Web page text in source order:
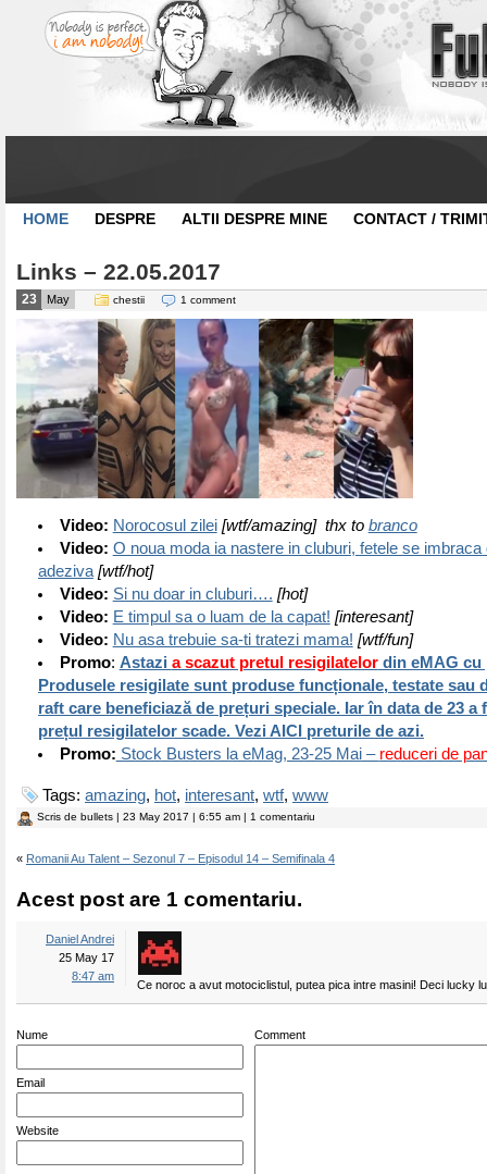
HOME DESPRE ALTII DESPRE MINE CONTACT /
Links – 22.05.2017
23 May chestii 1 comment
Video: Norocosul zilei [wtf/amazing] thx to branco
Video: O noua moda ia nastere in cluburi, fetele se imbraca
adeziva [wtf/hot]
Video: Si nu doar in cluburi…. [hot]
Video: E timpul sa o luam de la capat! [interesant]
Video: Nu asa trebuie sa-ti tratezi mama! [wtf/fun]
Promo: Astazi a scazut pretul resigilatelordin eMAG cu
Produsele resigilate sunt produse funcționale, testate sau
raft care beneficiază de prețuri speciale. Iar în data de 23 a
prețul resigilatelor scade. Vezi AICI preturile de azi.
Promo: Stock Busters la eMag, 23-25 Mai – reduceri de
Tags: amazing, hot, interesant, wtf, www
Scris de bullets | 23 May 2017 | 6:55 am | 1 comentariu
« Romanii Au Talent – Sezonul 7 – Episodul 14 – Semifinala 4
Acest post are 1 comentariu.
Daniel Andrei
25 May 17
8:47 am
Ce noroc a avut motociclistul, putea pica intre masini! Deci lucky
Nume
Email
Website
Comment